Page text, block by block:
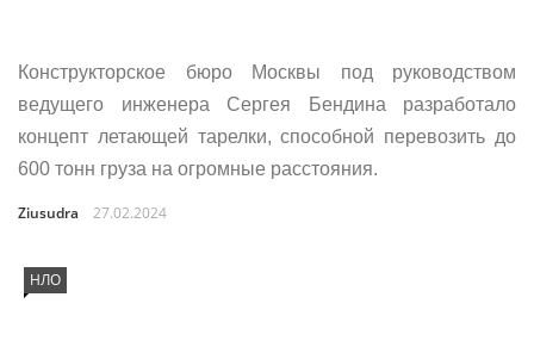
Конструкторское бюро Москвы под руководством
ведущего инженера Сергея Бендина разработало
концепт летающей тарелки, способной перевозить до
600 тонн груза на огромные расстояния.
Ziusudra 27.02.2024
НЛО